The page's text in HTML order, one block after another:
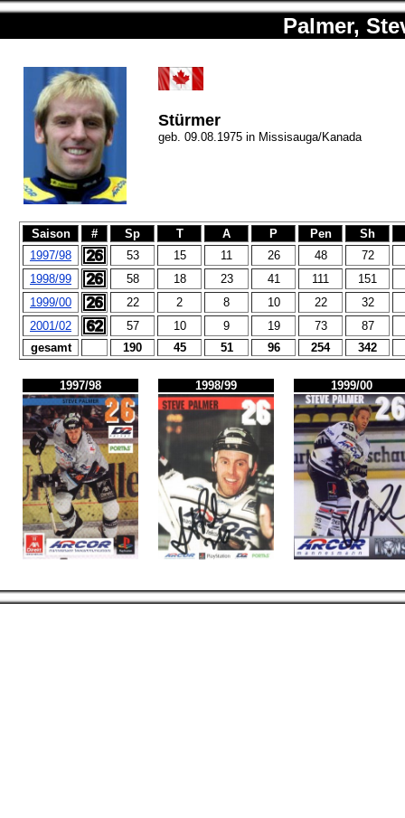
Palmer,
Stürmer
geb. 09.08.1975 in Missisauga/Kanada
Saison # Sp T A P Pen
Sh
1997/98
53 15 11 26 48
72
1998/99
58 18 23 41 111
151
1999/00
22 2 8 10 22
32
2001/02
57 10 9 19 73
87
gesamt
190 45 51 96 254 342
1997/98 1998/99 1999/00